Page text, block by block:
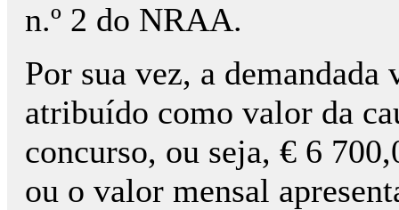
n.º 2 do NRAA.
Por sua vez, a
atribuído como valor da
concurso, ou seja, € 6
ou o valor mensal